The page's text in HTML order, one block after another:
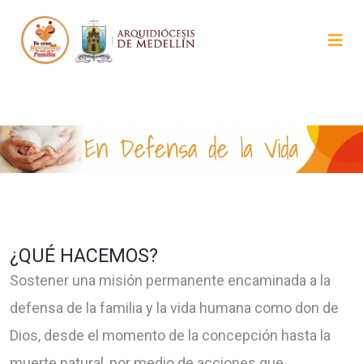
¿QUÉ HACEMOS?
Sostener una misión permanente encaminada a la
defensa de la familia y la vida humana como don de
Dios, desde el momento de la concepción hasta la